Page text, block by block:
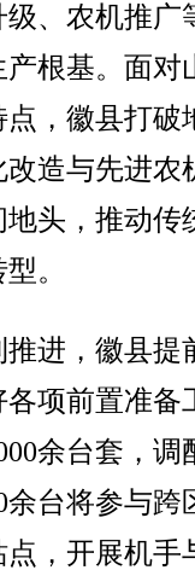
、农机推广
根基。面对
，徽县打破
造与先进农
头，推动传
。
进，徽县提
项前置准备
余台套，调
余台将参与跨
，开展机手